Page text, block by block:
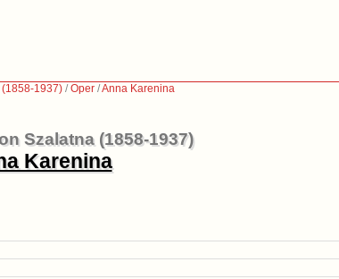
1937) /Oper /Anna Karenina
Szalatna (1858-1937)
Karenina